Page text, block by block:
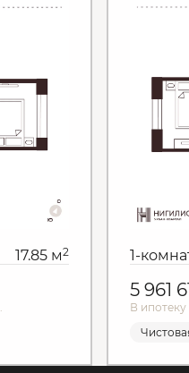
17.85 м2 1-
5 961
В ипотеку